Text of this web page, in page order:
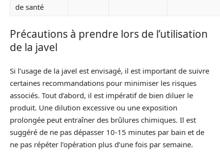
de santé
Précautions à prendre lors de l’utilisation
de la javel
Si l’usage de la javel est envisagé, il est important de suivre
certaines recommandations pour minimiser les risques
associés. Tout d’abord, il est impératif de bien diluer le
produit. Une dilution excessive ou une exposition
prolongée peut entraîner des brûlures chimiques. Il est
suggéré de ne pas dépasser 10-15 minutes par bain et de
ne pas répéter l’opération plus d’une fois par semaine.